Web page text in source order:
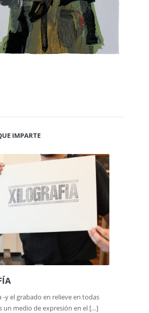
IMPARTE
-y el grabado en relieve en todas
un medio de expresión en el […]